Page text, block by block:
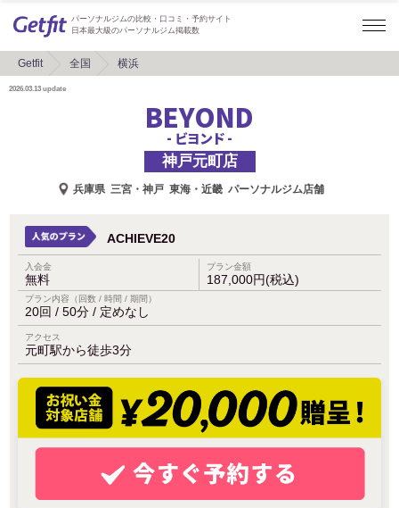
パーソナルジムの比較・口コミ・予約サイト
日本最大級のパーソナルジム掲載数
Getfit 全国 横浜
2026.03.13 update
BEYOND
- ビヨンド -
神戸元町店
兵庫県 三宮・神戸 東海・近畿 パーソナルジム店舗
ACHIEVE20
入会金
無料
プラン金額
187,000円(税込)
プラン内容（回数 / 時間 / 期間）
20回 / 50分 / 定めなし
アクセス
元町駅から徒歩3分